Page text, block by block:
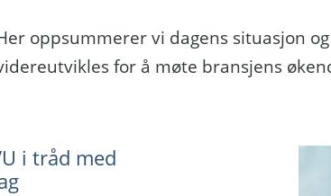
oppsummerer vi dagens situasjon
for å møte bransjens
i tråd med